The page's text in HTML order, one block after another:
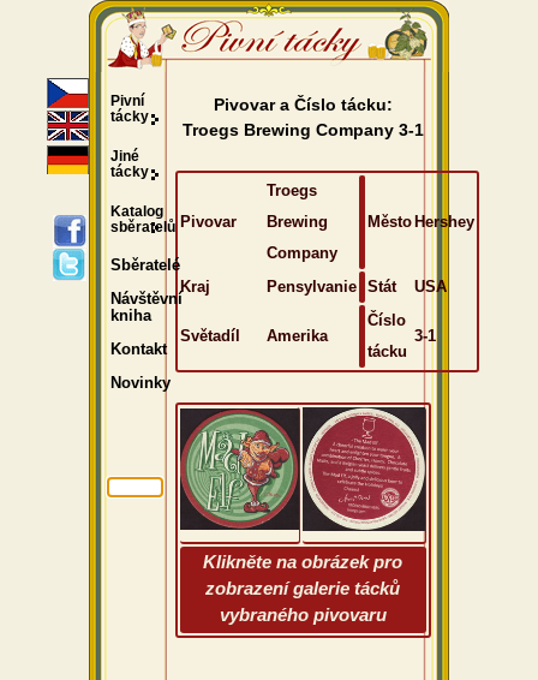
Pivovar a Číslo tácku:
Troegs Brewing Company 3-1
Pivovar
Troegs
Brewing
Company
Město Hershey
Kraj Pensylvanie Stát USA
Světadíl Amerika
Číslo
tácku
3-1
Klikněte na obrázek pro
zobrazení galerie tácků
vybraného pivovaru
Pivní
tácky
Jiné
tácky
Katalog
sběratelů
Sběratelé
Návštěvní
kniha
Kontakt
Novinky